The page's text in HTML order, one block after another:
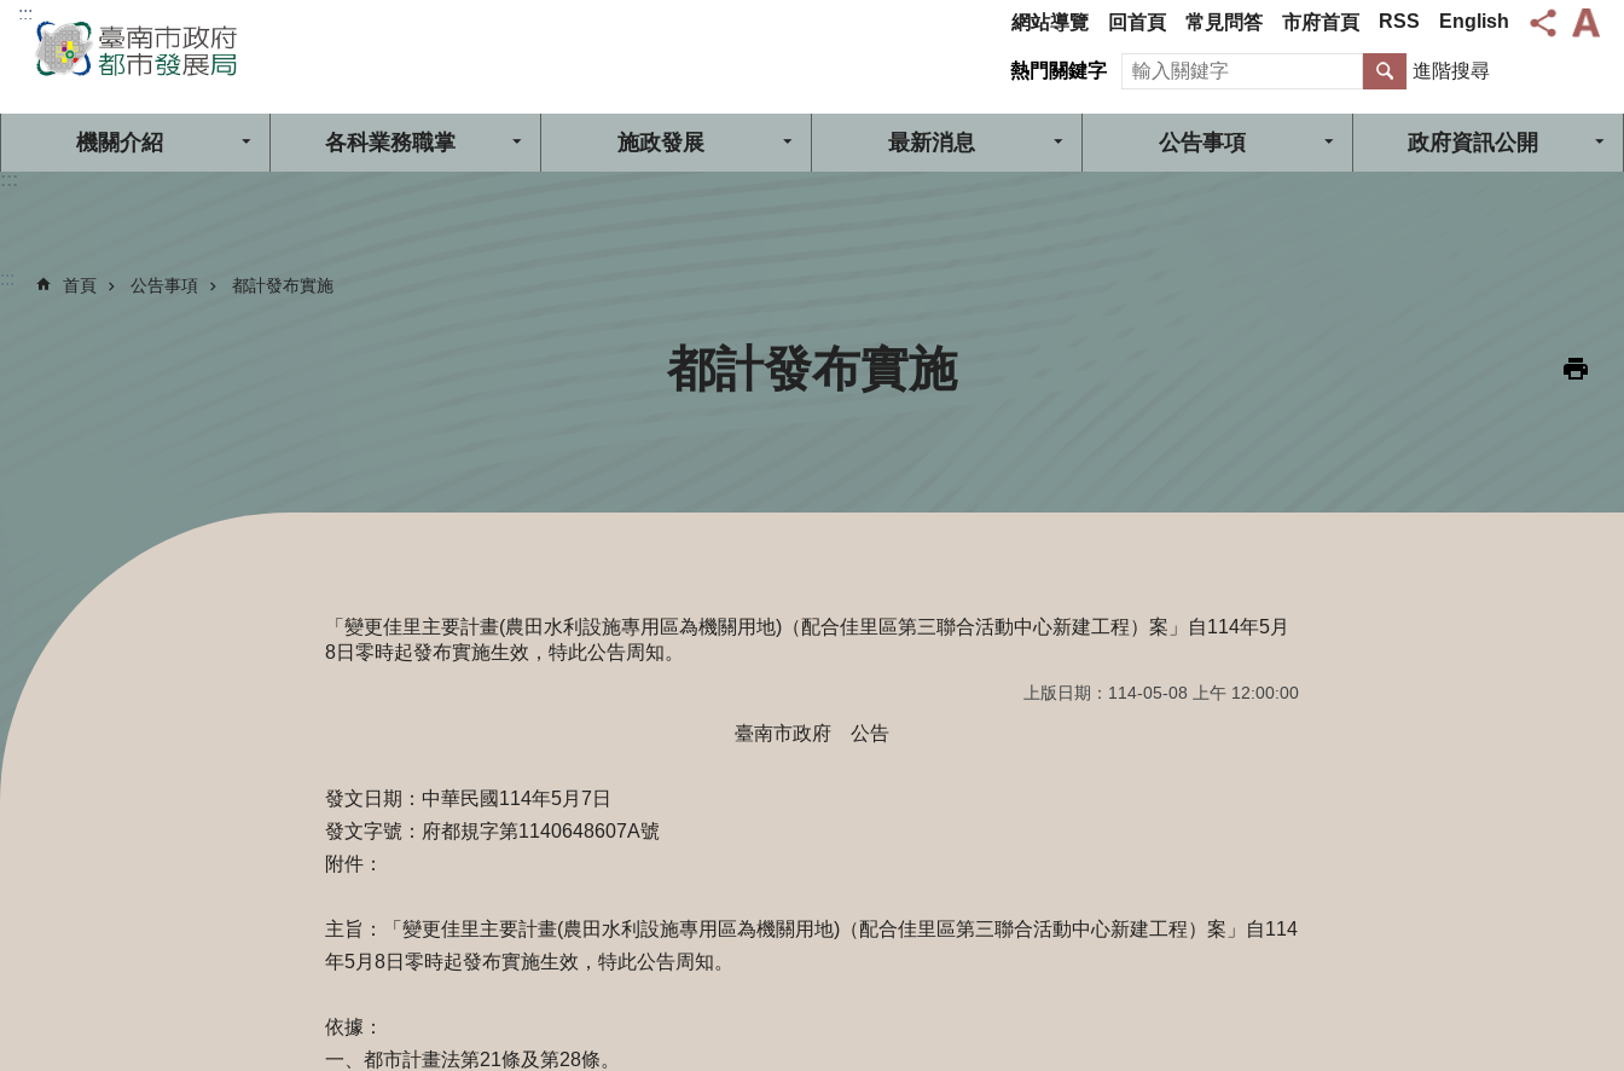
跳到主要內容區塊
::: 網站導覽 回首頁 常見問答 市府首頁 RSS English
:::
機關介紹 各科業務職掌 施政發展 最新消息 公告事項 政府資訊公開
熱門關鍵字 搜尋 進階搜尋
::: 首頁 公告事項 都計發布實施
都計發布實施
「變更佳里主要計畫(農田水利設施專用區為機關用地)（配合佳里區第三聯合活動中心新建工程）案」自114年5月
8日零時起發布實施生效，特此公告周知。
上版日期：114-05-08 上午 12:00:00
臺南市政府 公告
發文日期：中華民國114年5月7日
發文字號：府都規字第1140648607A號
附件：
主旨：「變更佳里主要計畫(農田水利設施專用區為機關用地)（配合佳里區第三聯合活動中心新建工程）案」自114
年5月8日零時起發布實施生效，特此公告周知。
依據：
一、都市計畫法第21條及第28條。